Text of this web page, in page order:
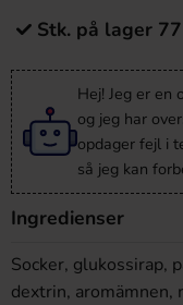
Stk. på lager
Hej! Jeg er en
og jeg har
opdager fejl i
så jeg kan
Ingredienser
Socker, glukossirap,
dextrin,